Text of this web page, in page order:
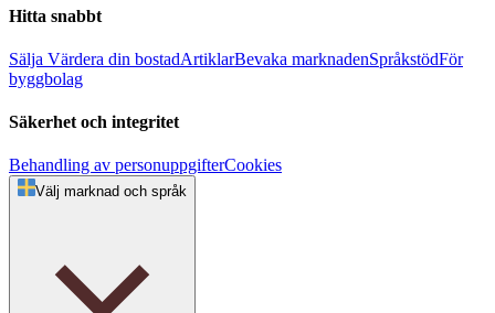
Hitta snabbt
Sälja Värdera din bostadArtiklarBevaka marknadenSpråkstödFör
byggbolag
Säkerhet och integritet
Behandling av personuppgifterCookies
Välj marknad och språk